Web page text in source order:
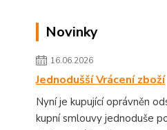
Novinky
16.06.2026
Jednodušší Vrácení zboží
Nyní je kupující oprávněn
kupní smlouvy jednoduše